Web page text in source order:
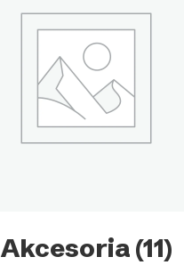
Akcesoria (11)